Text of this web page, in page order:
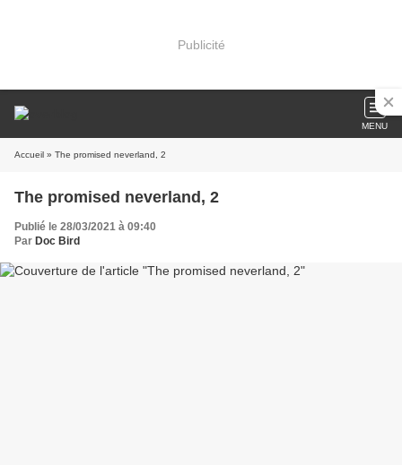
Publicité
MENU
Accueil » The promised neverland, 2
The promised neverland, 2
Publié le 28/03/2021 à 09:40
Par Doc Bird